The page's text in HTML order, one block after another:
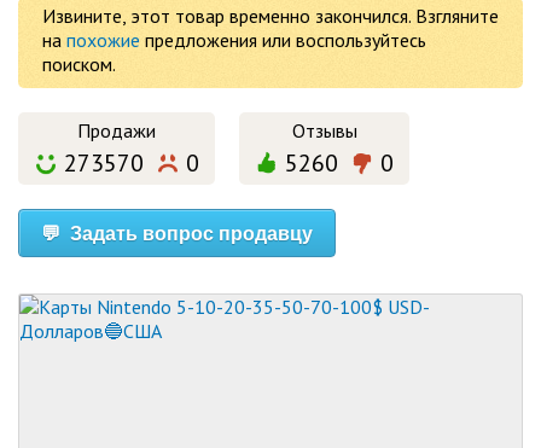
Извините, этот товар временно закончился. Взгляните
на похожие предложения или воспользуйтесь
поиском.
Продажи
273570 0
Отзывы
5260 0
💬 Задать вопрос продавцу